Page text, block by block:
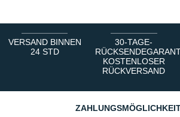
VERSAND BINNEN
24 STD
30-TAGE-
KOSTENLOSER
RÜCKVERSAND